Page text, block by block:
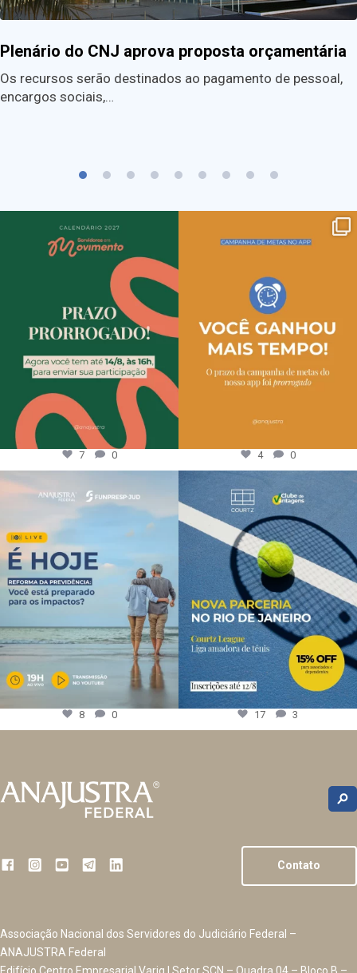
Plenário do CNJ aprova proposta orçamentária
Os recursos serão destinados ao pagamento de pessoal,
encargos sociais,…
7 0 4 0
8 0 17 3
Contato
Associação Nacional dos Servidores do Judiciário Federal –
ANAJUSTRA Federal